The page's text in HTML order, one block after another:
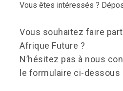
Vous êtes intéressés ?
Vous souhaitez faire
Afrique Future ?
N’hésitez pas à nous
le formulaire ci-dessous